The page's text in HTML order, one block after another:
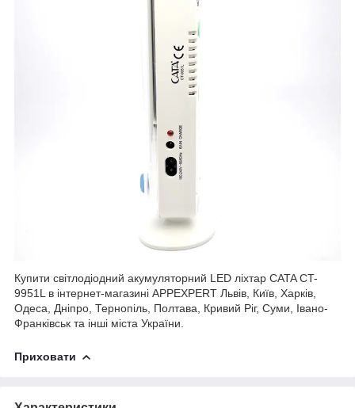
Купити світлодіодний акумуляторний LED ліхтар CATA CT-
9951L в інтернет-магазині APPEXPERT Львів, Київ, Харків,
Одеса, Дніпро, Тернопіль, Полтава, Кривий Ріг, Суми, Івано-
Франківськ та інші міста України.
Приховати